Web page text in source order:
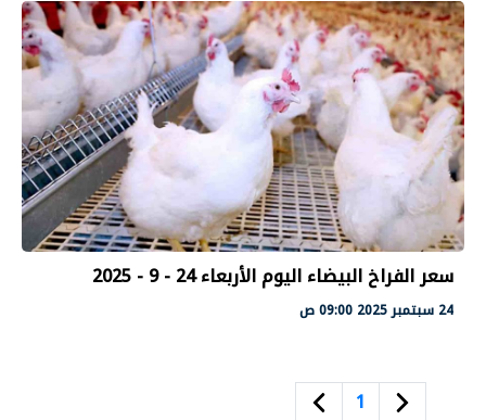
سعر الفراخ البيضاء اليوم الأربعاء 24 - 9 - 2025
24 سبتمبر 2025 09:00 ص
1